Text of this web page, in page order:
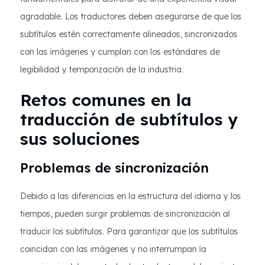
agradable. Los traductores deben asegurarse de que los
subtítulos estén correctamente alineados, sincronizados
con las imágenes y cumplan con los estándares de
legibilidad y temporización de la industria.
Retos comunes en la
traducción de subtítulos y
sus soluciones
Problemas de sincronización
Debido a las diferencias en la estructura del idioma y los
tiempos, pueden surgir problemas de sincronización al
traducir los subtítulos. Para garantizar que los subtítulos
coincidan con las imágenes y no interrumpan la